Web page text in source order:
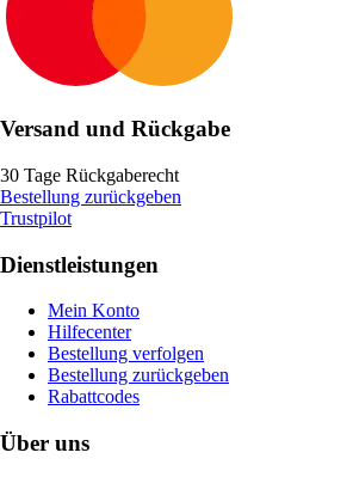
Versand und Rückgabe
30 Tage Rückgaberecht
Bestellung zurückgeben
Trustpilot
Dienstleistungen
Mein Konto
Hilfecenter
Bestellung verfolgen
Bestellung zurückgeben
Rabattcodes
Über uns